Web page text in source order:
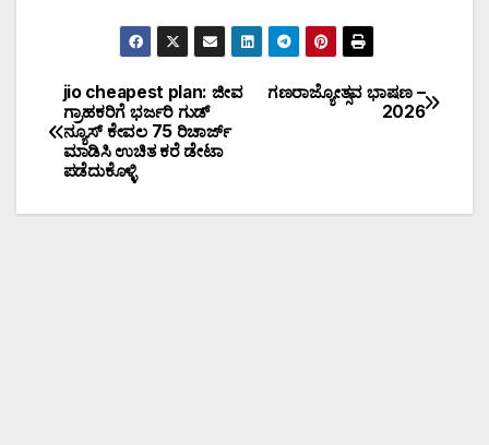
ಗಣರಾಜ್ಯೋತ್ಸವ ಭಾಷಣ –
2026
jio cheapest plan: ಜೀವ
ಗ್ರಾಹಕರಿಗೆ ಭರ್ಜರಿ ಗುಡ್
ನ್ಯೂಸ್ ಕೇವಲ 75 ರಿಚಾರ್ಜ್
ಮಾಡಿಸಿ ಉಚಿತ ಕರೆ ಡೇಟಾ
ಪಡೆದುಕೊಳ್ಳಿ